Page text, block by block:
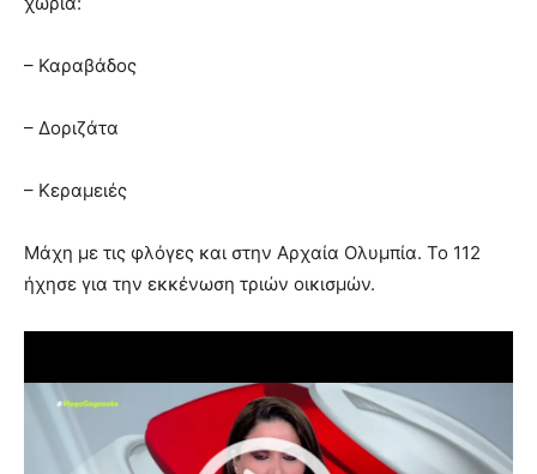
– Καραβάδος
– Δοριζάτα
– Κεραμειές
Μάχη με τις φλόγες και στην Αρχαία Ολυμπία. Το 112
ήχησε για την εκκένωση τριών οικισμών.